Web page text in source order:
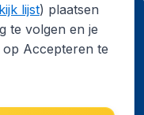
lijst) plaatsen
te volgen en je
Accepteren te